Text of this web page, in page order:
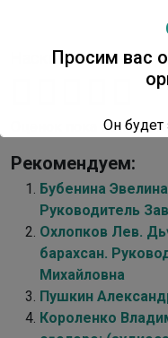
Насколько вам
Оценок пока нет.
Рекомендуем:
Бубенина
Руководитель
Охлопков Лев.
барахсан.
Михайловна
Пушкин
Короленко
Просим вас
Он будет